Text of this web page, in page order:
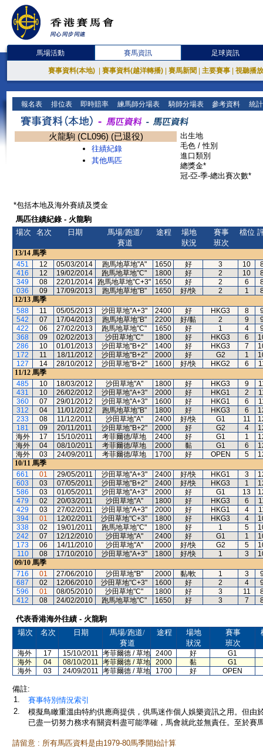
馬場活動 賽馬資訊 足球資訊
賽事資料(本地) 賽事資料(越洋轉播) 賽馬新聞 主要賽事 視聽播
報名表 排位表 即時賠率 練馬師分場表 騎師分場表 參考資料 統
火龍駒 (CL096) (已退役)
往績紀錄
其他馬匹
出生地
毛色 / 性別
進口類別
總獎金*
冠-亞-季-總出賽次數*
*包括本地及海外賽績及獎金
馬匹往績紀錄 - 火龍駒
場次
名次 日期
馬場/跑道/
賽道
途程
場地
狀況
賽事
班次
檔位
13/14 馬季
451
12 05/03/2014 跑馬地草地"A" 1650 好 3 10
416
12 19/02/2014 跑馬地草地"C" 1800 好 2 10
349
08 22/01/2014 跑馬地草地"C+3" 1650 好 2 6
036
09 17/09/2013 跑馬地草地"B" 1650 好/快 2 1
12/13 馬季
588
11 05/05/2013 沙田草地"A+3" 2400 好 HKG3 8
542
07 17/04/2013 跑馬地草地"B" 2200 好/黏 2 9
422
06 27/02/2013 跑馬地草地"C" 1650 好 1 4
368
09 02/02/2013 沙田草地"C" 1800 好 HKG3 6
286
10 01/01/2013 沙田草地"B+2" 1400 好 HKG3 7
172
11 18/11/2012 沙田草地"B+2" 2000 好 G2 1
127
14 28/10/2012 沙田草地"B+2" 1600 好/快 HKG2 6
11/12 馬季
485
10 18/03/2012 沙田草地"A" 1800 好 HKG3 9
431
10 26/02/2012 沙田草地"A+3" 2000 好 HKG1 2
360
07 29/01/2012 沙田草地"A+3" 1600 好 HKG1 6
312
04 11/01/2012 跑馬地草地"B" 1800 好 HKG3 6
233
08 11/12/2011 沙田草地"A" 2400 好/快 G1 11
181
09 20/11/2011 沙田草地"B+2" 2000 好 G2 4
海外
17 15/10/2011 考菲爾德/草地 2400 好 G1 1
海外
04 08/10/2011 考菲爾德/草地 2000 黏 G1 6
海外
03 24/09/2011 考菲爾德/草地 1700 好 OPEN 5
10/11 馬季
661
01 29/05/2011 沙田草地"A+3" 2400 好/快 HKG1 3
603
03 07/05/2011 沙田草地"B+2" 2400 好/快 HKG3 1
586
03 01/05/2011 沙田草地"A+3" 2000 好 G1 13
479
02 20/03/2011 沙田草地"A" 1800 好 HKG3 6
429
03 27/02/2011 沙田草地"A+3" 2000 好 HKG1 4
394
01 12/02/2011 沙田草地"C+3" 1800 好 HKG3 4
338
02 19/01/2011 跑馬地草地"C" 1800 好 1 5
242
07 12/12/2010 沙田草地"A" 2400 好 G1 1
173
06 14/11/2010 沙田草地"A" 2000 好/快 G2 5
110
08 17/10/2010 沙田草地"A+3" 1800 好/快 1 3
09/10 馬季
716
01 27/06/2010 沙田草地"B" 2000 黏/軟 1 3
687
02 12/06/2010 沙田草地"C+3" 1600 好 2 4
596
01 08/05/2010 沙田草地"C" 1800 好 3 11
412
08 24/02/2010 跑馬地草地"C" 1650 好 3 7
代表香港海外往績 - 火龍駒
場次
名次 日期
馬場/跑道/
賽道
途程
場地
狀況
賽事
班次
海外 17 15/10/2011 考菲爾德 / 草地 2400 好
G1
海外
04 08/10/2011 考菲爾德 / 草地 2000 黏
G1
海外
03 24/09/2011 考菲爾德 / 草地 1700 好 OPEN
備註:
1.
賽事特別情況索引
2.
模擬鳥瞰重溫由特約供應商提供，供馬迷作個人娛樂資訊之用。但
已盡一切努力務求有關資料盡可能準確，馬會就此並無責任。至於賽
請留意 : 所有馬匹資料是由1979-80馬季開始計算